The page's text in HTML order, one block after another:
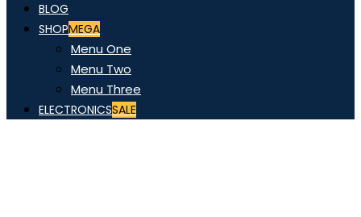
BLOG
SHOPMEGA
Menu One
Menu Two
Menu Three
ELECTRONICSSALE